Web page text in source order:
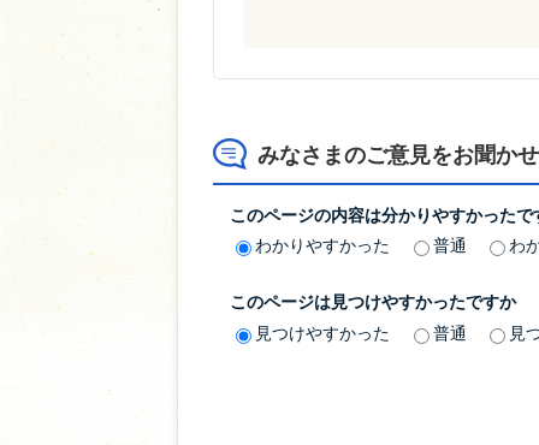
みなさまのご意見をお聞か
このページの内容は分かりやすかったで
わかりやすかった
普通 わ
このページは見つけやすかったですか
見つけやすかった
普通 見